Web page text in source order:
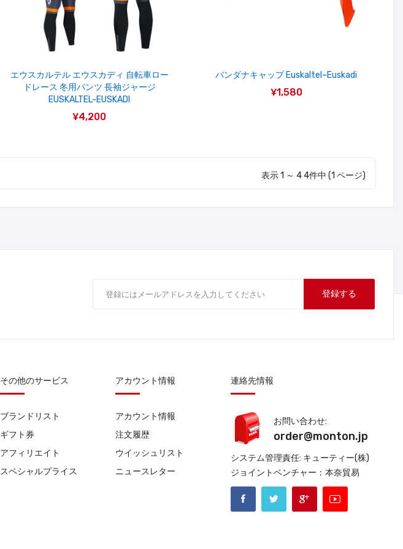
エウスカルテル エウスカディ 自転車ロー
ドレース 冬用パンツ 長袖ジャージ
EUSKALTEL-EUSKADI
¥4,200
バンダナキャップ Euskaltel–Euskadi
¥1,580
表示 1 ～ 4 4件中 (1 ページ)
登録する
その他のサービス
ブランドリスト
ギフト券
アフィリエイト
スペシャルプライス
アカウント情報
アカウント情報
注文履歴
ウイッシュリスト
ニュースレター
連絡先情報
お問い合わせ:
order@monton.jp
システム管理責任: キューティー(株)
ジョイントベンチャー：本奈貿易